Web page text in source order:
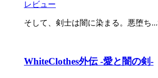
レビュー
そして、剣士は闇に染まる。悪堕ち
WhiteClothes外伝 -愛と闇の剣-